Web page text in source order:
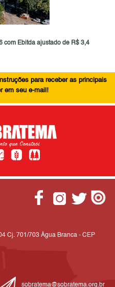
com Ebitda ajustado de R$ 3,4
para receber as principais
em seu e-mail!
Cj. 701/703 Água Branca - CEP
sobratema@sobratema.org.br